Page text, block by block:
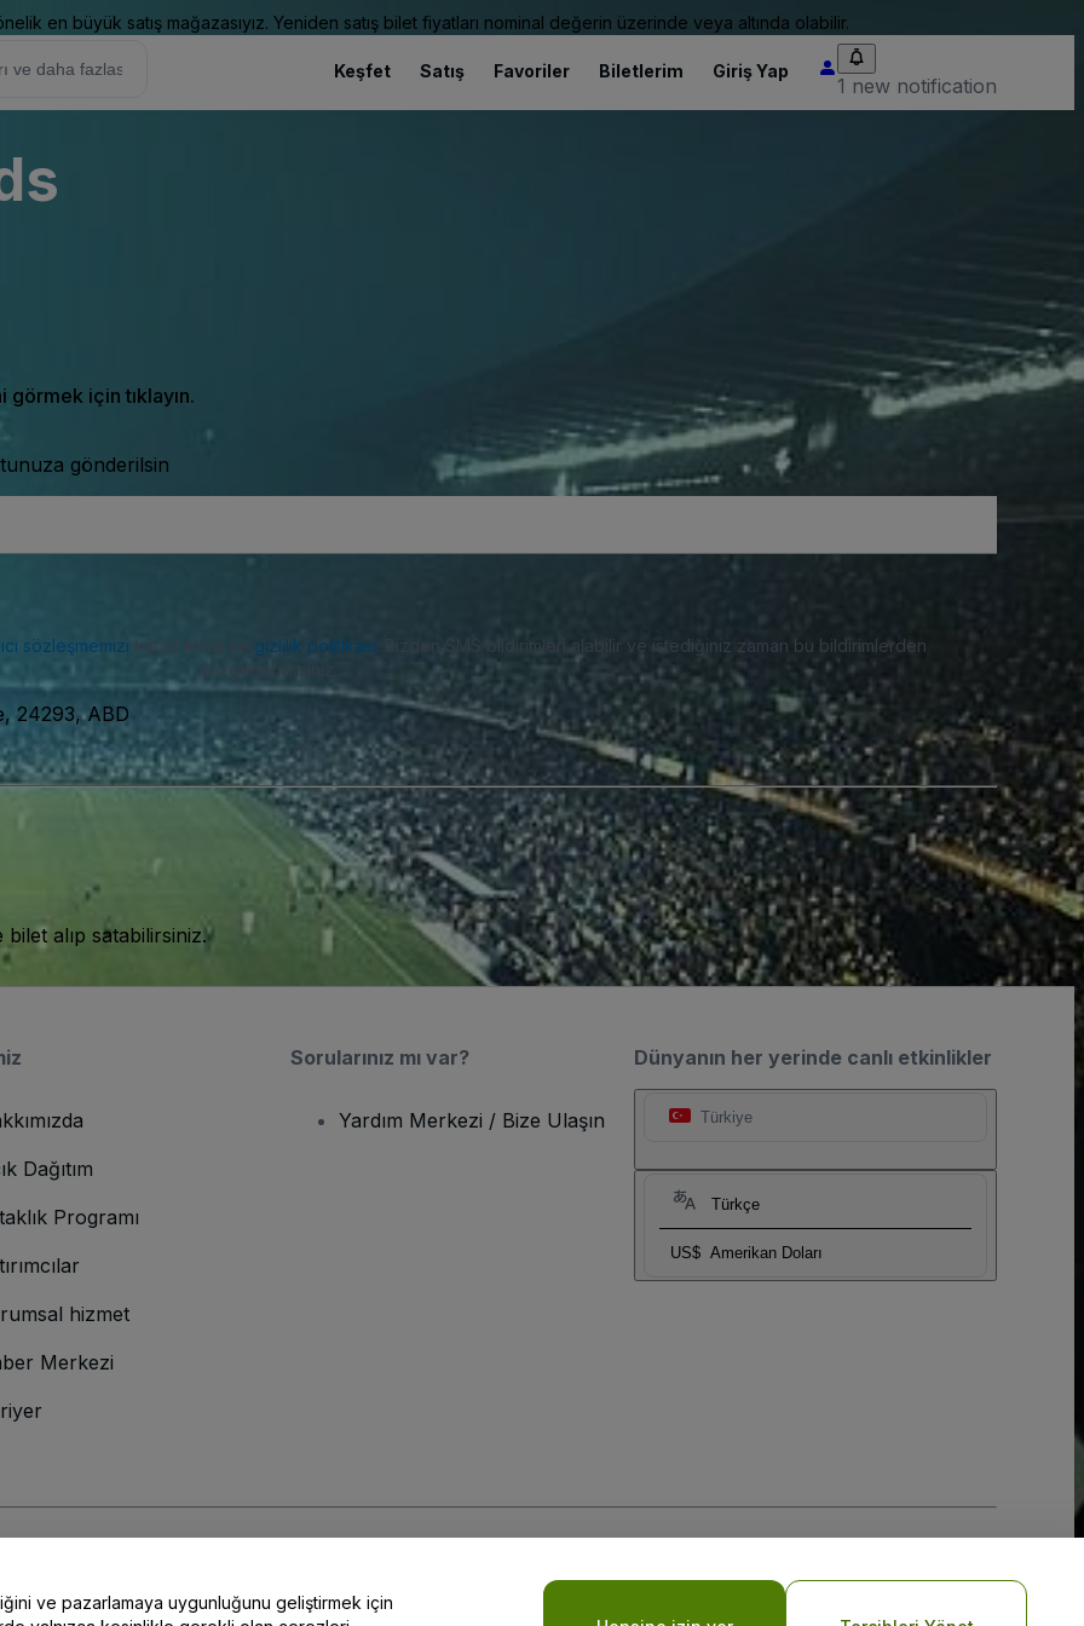
en büyük satış mağazasıyız. Yeniden satış bilet fiyatları nominal değerin üzerinde veya altında olabilir.
Keşfet Satış Favoriler Biletlerim Giriş Yap
1 new notification
için tıklayın.
gönderilsin
sözleşmemizi gizlilik politikası . Bizden SMS bildirimleri alabilir ve istediğiniz zaman bu bildirimlerden
vazgeçebilirsiniz.
24293, ABD
alıp satabilirsiniz.
Dünyanın her yerinde canlı etkinlikler
Türkiye
Türkçe
US$ Amerikan Doları
Dağıtım
Programı
hizmet
Merkezi
Sorularınız mı var?
Yardım Merkezi / Bize Ulaşın
ve pazarlamaya uygunluğunu geliştirmek için